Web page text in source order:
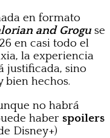
en formato
and Groguse
en casi todo el
la experiencia
justificada, sino
bien hechos.
no habrá
haber spoilers
Disney+)